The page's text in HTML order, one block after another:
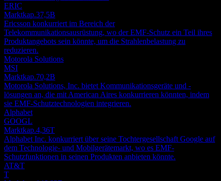
ERIC
Marktkap.37,5B
Ericsson konkurriert im Bereich der
Telekommunikationsausrüstung, wo der EMF-Schutz ein Teil ihres
Produktangebots sein könnte, um die Strahlenbelastung zu
reduzieren.
Motorola Solutions
MSI
Marktkap.70,2B
Motorola Solutions, Inc. bietet Kommunikationsgeräte und -
lösungen an, die mit American Aires konkurrieren könnten, indem
sie EMF-Schutztechnologien integrieren.
Alphabet
GOOGL
Marktkap.4,36T
Alphabet Inc. konkurriert über seine Tochtergesellschaft Google auf
dem Technologie- und Mobilgerätemarkt, wo es EMF-
Schutzfunktionen in seinen Produkten anbieten könnte.
AT&T
T